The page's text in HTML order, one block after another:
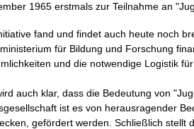
1965 erstmals zur Teilnahme an
fand und findet auch heute noch
für Bildung und Forschung
und die notwendige Logistik
auch klar, dass die Bedeutung von
ist es von herausragender
gefördert werden. Schließlich stellt